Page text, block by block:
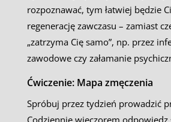
rozpoznawać, tym łatwiej będzie
regenerację zawczasu – zamiast
„zatrzyma Cię samo”, np. przez
zawodowe czy załamanie
Ćwiczenie: Mapa zmęczenia
Spróbuj przez tydzień prowadzić
Codziennie wieczorem odpowiedz